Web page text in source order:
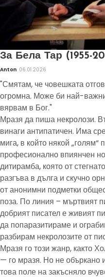
За Бела Тар (1955-
Anton 06.01.2026
"Смятам, че човешката
огромна. Може би най-
вярвам в Бог."
Мразя да пиша некролози.
винаги антипатичен. Има
мига, в който някой „голям“
професионално впиянчен
дитирамба, която от
разгъва в дълга и скучно
от анонимни подметки
поза. По линия – мъртвият
добрият писател е живият
да попаразитираме и
разбирам некролозите от
Мразя го този жанр, както
— го мразя. Но не объркано
това поле на закъсняло